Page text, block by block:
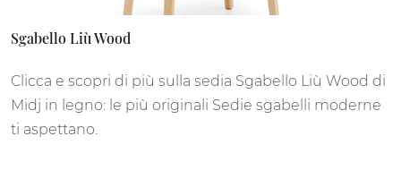
Sgabello Liù Wood
Clicca e scopri di più sulla sedia Sgabello Liù Wood di
Midj in legno: le più originali Sedie sgabelli moderne
ti aspettano.